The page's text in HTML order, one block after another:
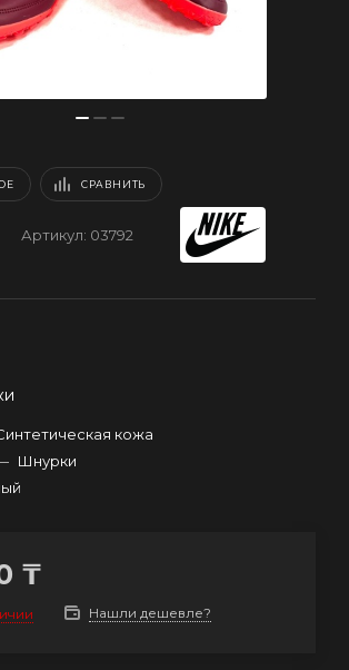
СРАВНИТЬ
Артикул: 03792
кожа
Шнурки
₸
Нашли дешевле?